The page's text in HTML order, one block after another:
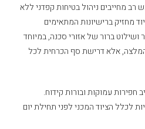
רב מחייבים ניהול בטיחות קפדני ללא
מחזיק ברישיונות המתאימים
ושילוט ברור של אזורי סכנה, במיוחד
המלצה, אלא דרישת סף הכרחית לכל
חפירות עמוקות ובורות קידוח.
לכלל הציוד המכני לפני תחילת יום